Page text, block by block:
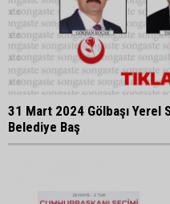
31 Mart 2024 Gölbaşı Yerel
Belediye Baş